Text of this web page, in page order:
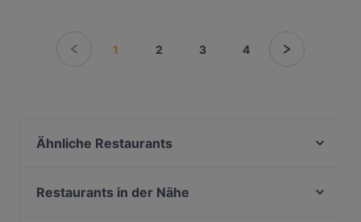
1 2 3 4
Ähnliche Restaurants
Restaurant Hans & Franz Köln
Restaurants in der Nähe